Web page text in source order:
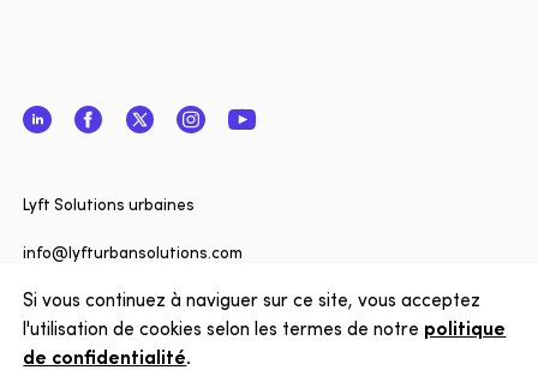
Si vous continuez à naviguer sur ce site, vous acceptez
l'utilisation de cookies selon les termes de notre politique
de confidentialité.
?
LinkedInFacebookTwitterInstagramYouTube
Lyft Solutions urbaines
info@lyfturbansolutions.com
Afficher l'adresse